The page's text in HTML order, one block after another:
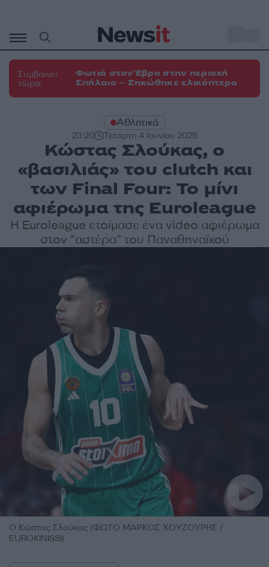
περιεχόμενο
Συμβαίνει
τώρα:
Φωτιά στον Έβρο στην περιοχή
Σπήλαιο – Σηκώθηκε ελικόπτερο
Αθλητικά
23:20 Τετάρτη 4 Ιουνίου 2025
Κώστας Σλούκας, ο
«βασιλιάς» του clutch και
των Final Four: Το μίνι
αφιέρωμα της Euroleague
Η Euroleague ετοίμασε ένα video αφιέρωμα
στον “αστέρα” του Παναθηναϊκού
Ο Κώστας Σλούκας (ΦΩΤΟ ΜΑΡΚΟΣ ΧΟΥΖΟΥΡΗΣ /
EUROKINISSI)